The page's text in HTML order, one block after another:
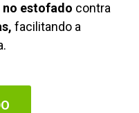
estofado contra
facilitando a